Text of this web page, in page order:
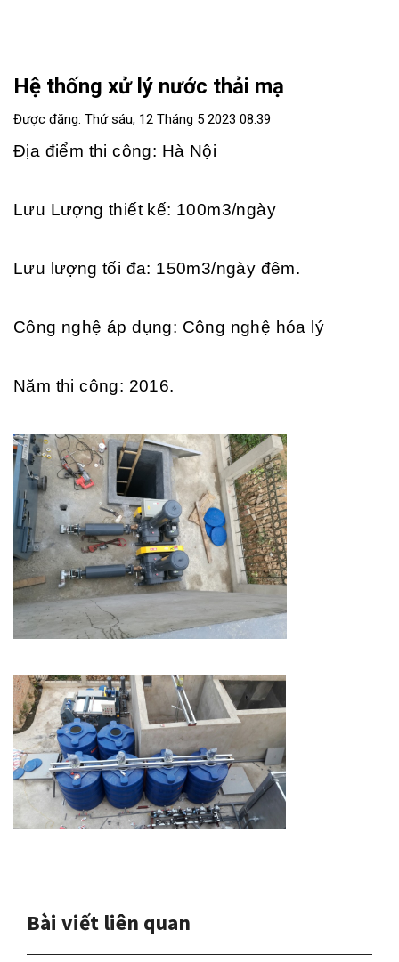
Hệ thống xử lý nước thải mạ
Được đăng: Thứ sáu, 12 Tháng 5 2023 08:39
Địa điểm thi công: Hà Nội
Lưu Lượng thiết kế: 100m3/ngày
Lưu lượng tối đa: 150m3/ngày đêm.
Công nghệ áp dụng: Công nghệ hóa lý
Năm thi công: 2016.
Bài viết liên quan